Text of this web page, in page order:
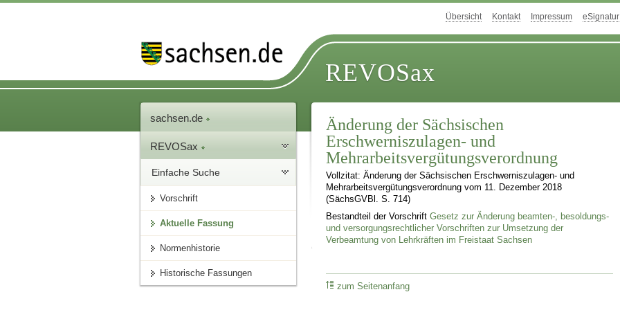
Übersicht Kontakt Impressum eSignatur
REVOSax
sachsen.de
REVOSax
Einfache Suche
Vorschrift
Aktuelle Fassung
Normenhistorie
Historische Fassungen
Änderung der Sächsischen
Erschwerniszulagen- und
Mehrarbeitsvergütungsverordnung
Vollzitat: Änderung der Sächsischen Erschwerniszulagen- und
Mehrarbeitsvergütungsverordnung vom 11. Dezember 2018
(SächsGVBl. S. 714)
Bestandteil der VorschriftGesetz zur Änderung beamten-, besoldungs-
und versorgungsrechtlicher Vorschriften zur Umsetzung der
Verbeamtung von Lehrkräften im Freistaat Sachsen
zum Seitenanfang